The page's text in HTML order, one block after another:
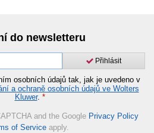
do newsletteru
Přihlásit
osobních údajů tak, jak je uvedeno v
a ochraně osobních údajů ve Wolters
Kluwer. *
and the Google Privacy Policy
of Service apply.